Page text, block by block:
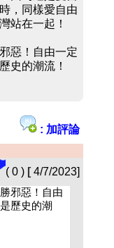
，同樣愛自由
站在一起！
惡！自由一定
史的潮流！
: 加評論
( 0 ) [4/7/2023]